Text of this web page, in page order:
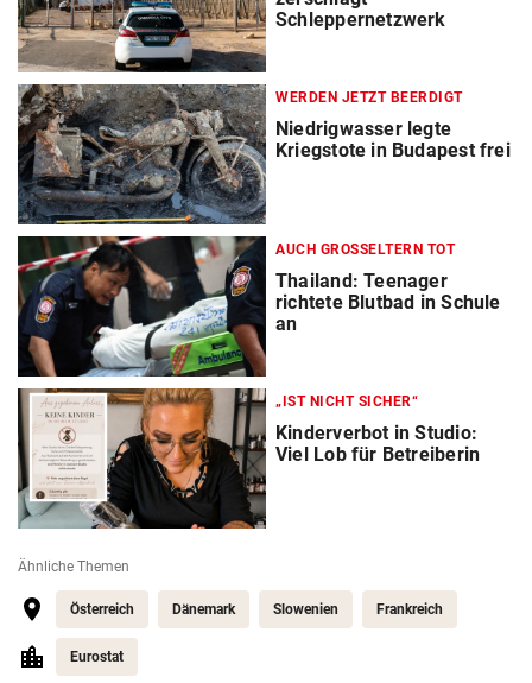
Schleppernetzwerk
WERDEN JETZT BEERDIGT
Niedrigwasser legte
Kriegstote in Budapest frei
AUCH GROSSELTERN TOT
Thailand: Teenager
richtete Blutbad in Schule
an
„IST NICHT SICHER“
Kinderverbot in Studio:
Viel Lob für Betreiberin
Ähnliche Themen
Österreich Dänemark Slowenien Frankreich
Eurostat